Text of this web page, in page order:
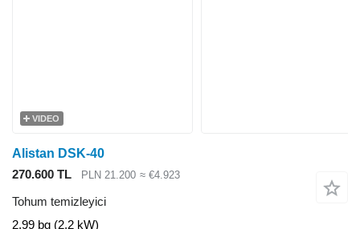
VIDEO
Alistan DSK-40
270.600 TL
PLN 21.200 ≈ €4.923
Tohum temizleyici
2.99 bg (2.2 kW)